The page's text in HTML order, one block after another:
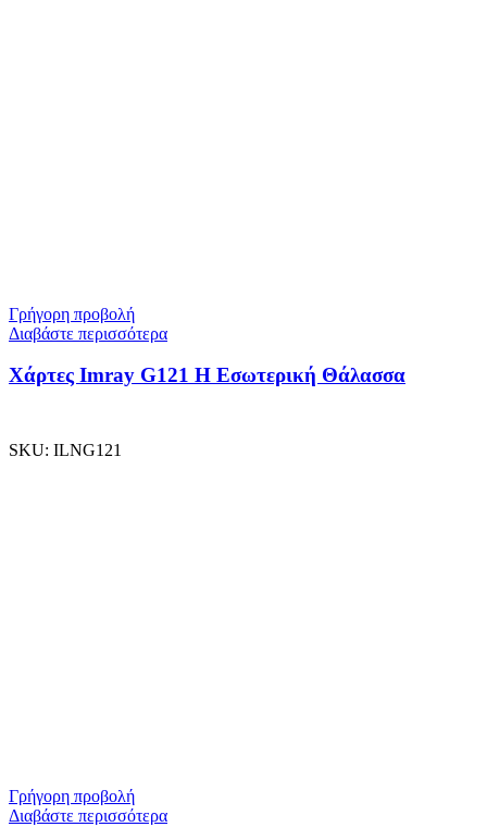
Γρήγορη προβολή
Διαβάστε περισσότερα
Χάρτες Imray G121 Η Εσωτερική Θάλασσα
SKU: ILNG121
Γρήγορη προβολή
Διαβάστε περισσότερα